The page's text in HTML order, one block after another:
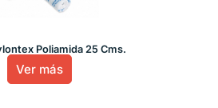
Poliamida 25 Cms.
Ver más